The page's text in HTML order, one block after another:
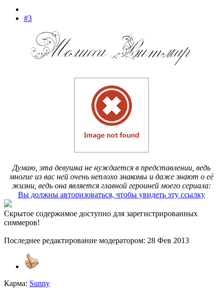
#3
Думаю, эта девушка не нуждается в представлении, ведь
многие из вас ней очень неплохо знакомы и даже знают о её
жизни, ведь она является главной героиней моего сериала:
Вы должны авторизоваться, чтобы увидеть эту ссылку
Скрытое содержимое доступно для зарегистрированных
симмеров!
Последнее редактирование модератором: 28 Фев 2013
Карма: Sunny